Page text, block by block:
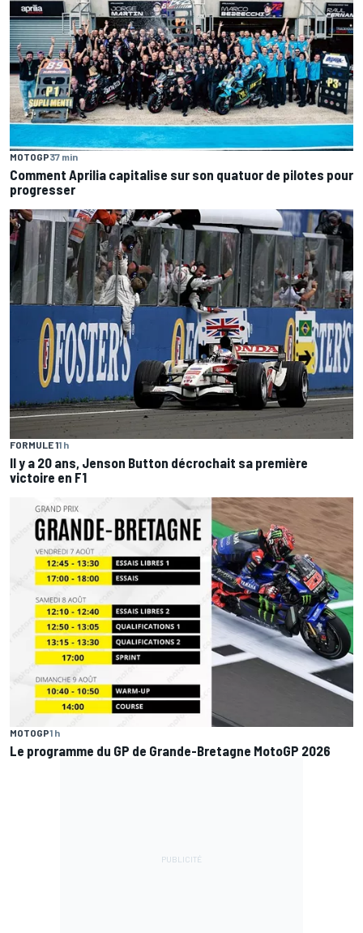
MOTOGP37 min
Comment Aprilia capitalise sur son quatuor de pilotes pour
progresser
FORMULE 11 h
Il y a 20 ans, Jenson Button décrochait sa première
victoire en F1
MOTOGP1 h
Le programme du GP de Grande-Bretagne MotoGP 2026